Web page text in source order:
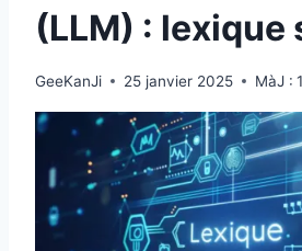
(LLM) : lexique
GeeKanJi 25 janvier 2025 MàJ :